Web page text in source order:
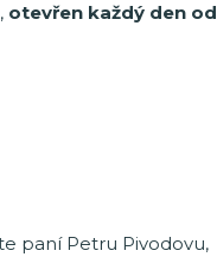
otevřen každý den od
paní Petru Pivodovu,